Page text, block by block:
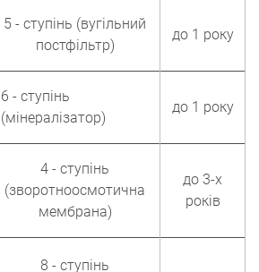
5 - ступінь (вугільний
постфільтр)
до 1 року
6 - ступінь
(мінералізатор)
до 1 року
4 - ступінь
(зворотноосмотична
мембрана)
до 3-х
років
8 - ступінь